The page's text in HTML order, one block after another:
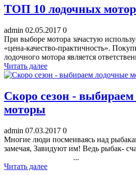
ТОП 10 лодочных
admin 02.05.2017 0
При выборе мотора зачастую
«цена-качество-практичность».
лодочного мотора является
Читать далее
Скоро сезон -
моторы
admin 07.03.2017 0
Многие люди посмеиваясь над
замечая, Завидуют им! Ведь рыбак-
...
Читать далее